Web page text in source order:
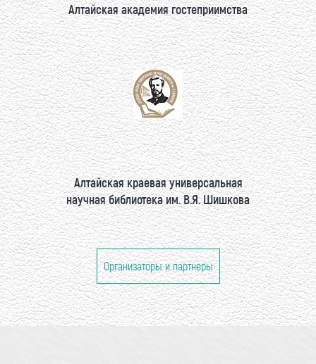
Алтайская академия гостеприимства
Алтайская краевая универсальная
научная библиотека им. В.Я. Шишкова
Организаторы и партнеры